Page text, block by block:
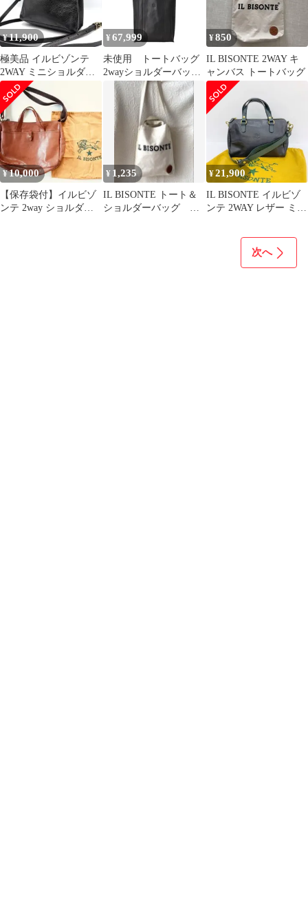
¥11,900
極美品 イルビゾンテ
2WAY ミニショルダー
バッグ ハンドバッグ 黒
レザー
¥ 67,999
未使用 トートバッグ
2wayショルダーバッグ
IL BISONTE イルビゾ
ンテ
¥850
IL BISONTE 2WAY キ
ャンバス トートバッグ
¥ 10,000
⁠【保存袋付】イルビゾ
ンテ 2way ショルダー
¥ 1,235
IL BISONTE トート＆
ショルダーバッグ 生
¥21,900
IL BISONTE イルビゾ
ンテ 2WAY レザー ミニ
トート レディース ネイ
ビー系 鞄 IF18341■
次へ